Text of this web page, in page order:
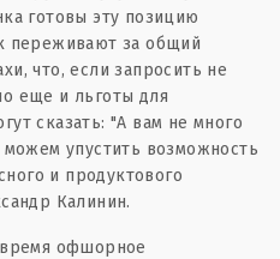
готовы эту позицию
переживают за общий
что, если запросить не
еще и льготы для
сказать: "А вам не много
упустить возможность
и продуктового
Калинин.
время офшорное